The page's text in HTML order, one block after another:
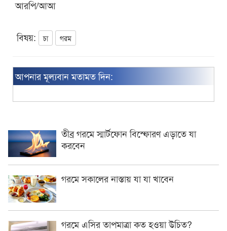
আরপি/আআ
বিষয়: চা গরম
আপনার মূল্যবান মতামত দিন:
তীব্র গরমে স্মার্টফোন বিস্ফোরণ এড়াতে যা
করবেন
গরমে সকালের নাস্তায় যা যা খাবেন
গরমে এসির তাপমাত্রা কত হওয়া উচিত?